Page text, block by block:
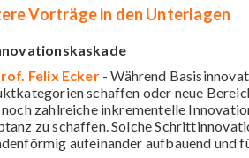
Vorträge in den Unterlagen
Felix Ecker- Während
schaffen oder neue
zahlreiche inkrementelle
zu schaffen. Solche
aufeinander aufbauend und